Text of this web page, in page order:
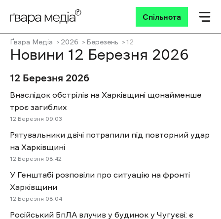
Спільнота
Ґвара Медіа 2026 Березень 12
Новини 12 Березня 2026
12 Березня 2026
Внаслідок обстрілів на Харківщині щонайменше
троє загиблих
12 Березня 09:03
Рятувальники двічі потрапили під повторний удар
на Харківщині
12 Березня 08:42
У Генштабі розповіли про ситуацію на фронті
Харківщини
12 Березня 08:04
Російський БпЛА влучив у будинок у Чугуєві: є